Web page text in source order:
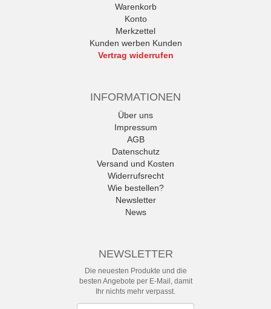
Warenkorb
Konto
Merkzettel
Kunden werben Kunden
Vertrag widerrufen
INFORMATIONEN
Über uns
Impressum
AGB
Datenschutz
Versand und Kosten
Widerrufsrecht
Wie bestellen?
Newsletter
News
NEWSLETTER
Die neuesten Produkte und die
besten Angebote per E-Mail, damit
Ihr nichts mehr verpasst.